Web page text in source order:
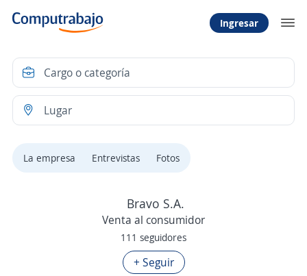
Ingresar
La empresa Entrevistas Fotos
Bravo S.A.
Venta al consumidor
111 seguidores
+ Seguir